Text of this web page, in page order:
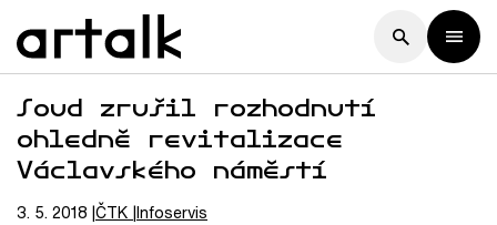
Soud zrušil rozhodnutí
ohledně revitalizace
Václavského náměstí
3. 5. 2018 ČTK Infoservis